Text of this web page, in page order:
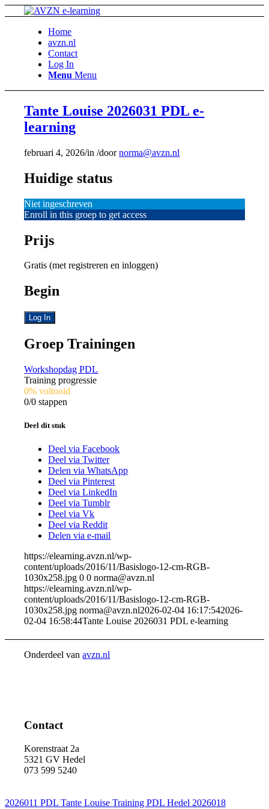
Home
avzn.nl
Contact
Log In
Menu Menu
Tante Louise 2026031 PDL e-
learning
februari 4, 2026/in/doornorma@avzn.nl
Huidige status
Niet ingeschreven
Enroll in this groep to get access
Prijs
Gratis (met registreren en inloggen)
Begin
Log In
Groep Trainingen
Workshopdag PDL
Training progressie
0% voltooid
0/0 stappen
Deel dit stuk
Deel via Facebook
Deel via Twitter
Delen via WhatsApp
Deel via Pinterest
Deel via LinkedIn
Deel via Tumblr
Deel via Vk
Deel via Reddit
Delen via e-mail
https://elearning.avzn.nl/wp-
content/uploads/2016/11/Basislogo-12-cm-RGB-
1030x258.jpg 0 0 norma@avzn.nl
https://elearning.avzn.nl/wp-
content/uploads/2016/11/Basislogo-12-cm-RGB-
1030x258.jpg norma@avzn.nl2026-02-04 16:17:542026-
02-04 16:58:44Tante Louise 2026031 PDL e-learning
Onderdeel vanavzn.nl
Contact
Korenstraat 2a
5321 GV Hedel
073 599 5240
2026011 PDL Tante Louise Training PDL Hedel 2026018